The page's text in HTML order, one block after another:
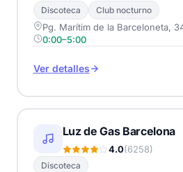
Discoteca Club nocturno
Pg. Marítim de la Barceloneta,
0:00–5:00
Ver detalles
Luz de Gas Barcelona
4.0(6258)
Discoteca